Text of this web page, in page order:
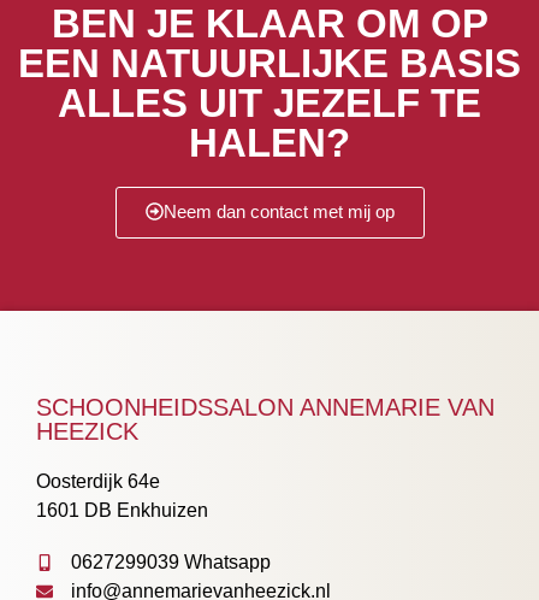
BEN JE KLAAR OM OP
EEN NATUURLIJKE BASIS
ALLES UIT JEZELF TE
HALEN?
Neem dan contact met mij op
SCHOONHEIDSSALON ANNEMARIE VAN
HEEZICK
Oosterdijk 64e
1601 DB Enkhuizen
0627299039 Whatsapp
info@annemarievanheezick.nl